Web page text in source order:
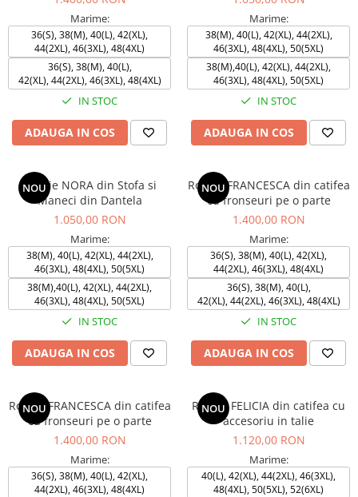
Marime:
36(S), 38(M), 40(L), 42(XL),
44(2XL), 46(3XL), 48(4XL)
36(S), 38(M), 40(L),
42(XL), 44(2XL), 46(3XL), 48(4XL)
IN STOC
ADAUGA IN COS
Marime:
38(M), 40(L), 42(XL), 44(2XL),
46(3XL), 48(4XL), 50(5XL)
38(M),40(L), 42(XL), 44(2XL),
46(3XL), 48(4XL), 50(5XL)
IN STOC
ADAUGA IN COS
NOU
Rochie NORA din Stofa si
Maneci din Dantela
1.050,00 RON
Marime:
38(M), 40(L), 42(XL), 44(2XL),
46(3XL), 48(4XL), 50(5XL)
38(M),40(L), 42(XL), 44(2XL),
46(3XL), 48(4XL), 50(5XL)
IN STOC
ADAUGA IN COS
NOU
Rochie FRANCESCA din catifea
cu fronseuri pe o parte
1.400,00 RON
Marime:
36(S), 38(M), 40(L), 42(XL),
44(2XL), 46(3XL), 48(4XL)
36(S), 38(M), 40(L),
42(XL), 44(2XL), 46(3XL), 48(4XL)
IN STOC
ADAUGA IN COS
NOU
Rochie FRANCESCA din catifea
cu fronseuri pe o parte
1.400,00 RON
Marime:
36(S), 38(M), 40(L), 42(XL),
44(2XL), 46(3XL), 48(4XL)
NOU
Rochie FELICIA din catifea cu
accesoriu in talie
1.120,00 RON
Marime:
40(L), 42(XL), 44(2XL), 46(3XL),
48(4XL), 50(5XL), 52(6XL)